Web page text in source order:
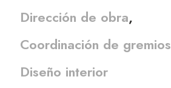
Dirección de obra
Coordinación de gremios
Diseño interior